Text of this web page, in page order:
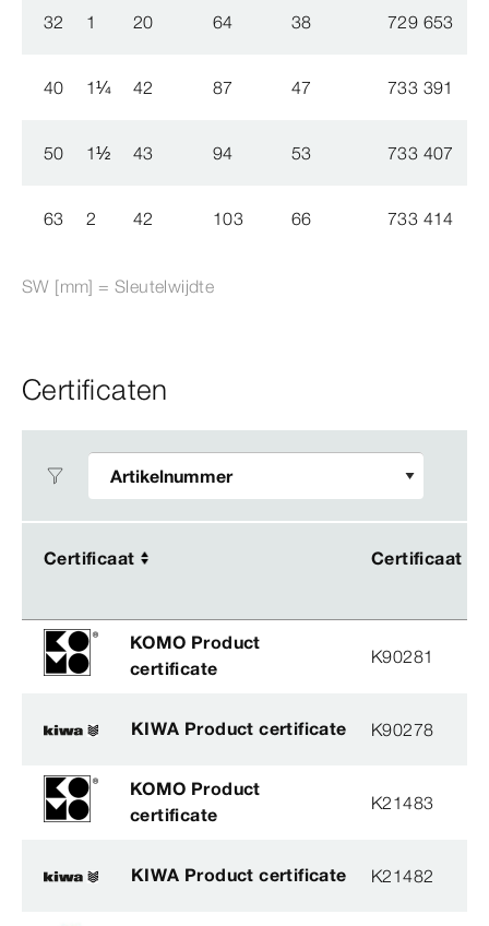
32 1 20 64 38 729 653
40 1¼ 42 87 47 733 391
50 1½ 43 94 53 733 407
63 2 42 103 66 733 414
SW [mm] = Sleutelwijdte
Certificaten
Certificaat Certificaat
Certificaat Certificaat
KOMO Product
certificate
K90281
KIWA Product certificate K90278
KOMO Product
certificate
K21483
KIWA Product certificate K21482